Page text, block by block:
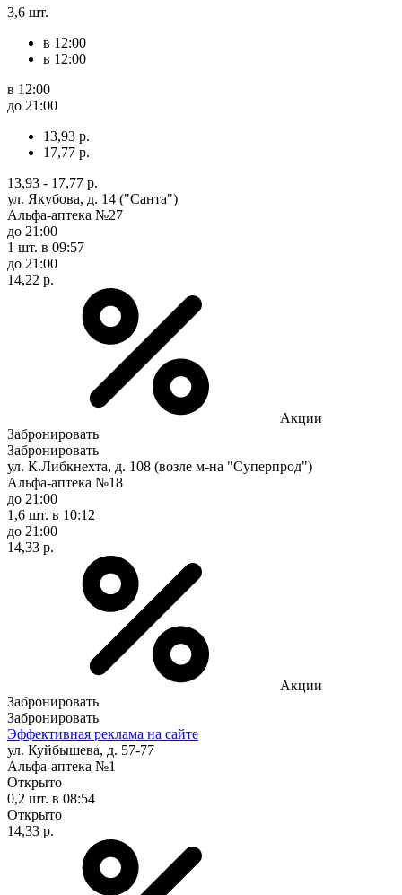
3,6 шт.
в 12:00
в 12:00
в 12:00
до 21:00
13,93 р.
17,77 р.
13,93 - 17,77 р.
ул. Якубова, д. 14 ("Санта")
Альфа-аптека №27
до 21:00
1 шт. в 09:57
до 21:00
14,22 р.
Акции
Забронировать
Забронировать
ул. К.Либкнехта, д. 108 (возле м-на "Суперпрод")
Альфа-аптека №18
до 21:00
1,6 шт. в 10:12
до 21:00
14,33 р.
Акции
Забронировать
Забронировать
Эффективная реклама на сайте
ул. Куйбышева, д. 57-77
Альфа-аптека №1
Открыто
0,2 шт. в 08:54
Открыто
14,33 р.